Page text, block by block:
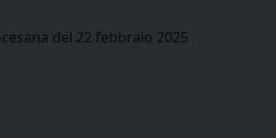
del 22 febbraio 2025